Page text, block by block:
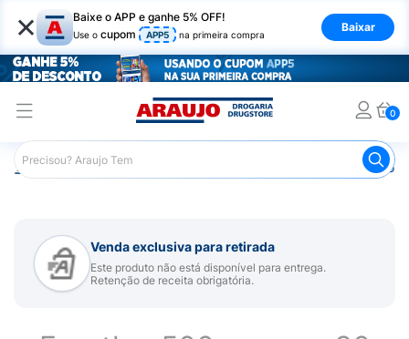
× Baixe o APP e ganhe 5% OFF!
Use o cupom APP5 na primeira compra
Baixar
0
Araujo Medicamentos Remédio para Sistema Nervoso
Venda exclusiva para retirada
Este produto não está disponível para entrega.
Retenção de receita obrigatória.